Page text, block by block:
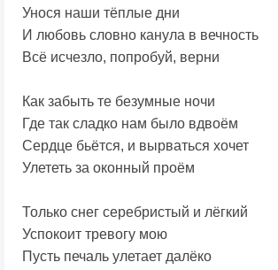
Унося наши тёплые дни
И любовь словно канула в вечность
Всё исчезло, попробуй, верни
Как забыть те безумные ночи
Где так сладко нам было вдвоём
Сердце бьётся, и вырваться хочет
Улететь за оконный проём
Только снег серебристый и лёгкий
Успокоит тревогу мою
Пусть печаль улетает далёко